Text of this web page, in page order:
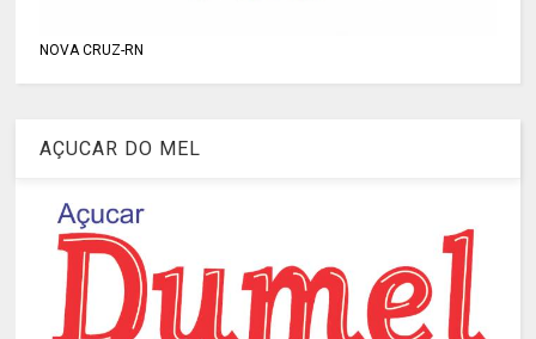
NOVA CRUZ-RN
AÇUCAR DO MEL